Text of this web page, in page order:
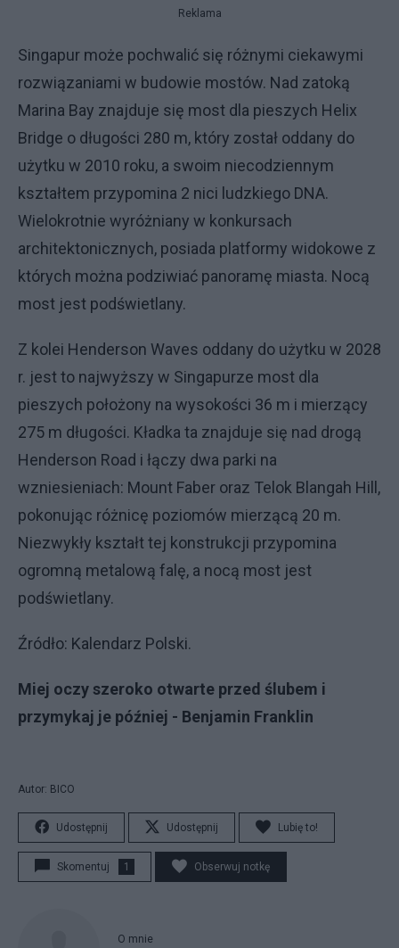
Reklama
Singapur może pochwalić się różnymi ciekawymi
rozwiązaniami w budowie mostów. Nad zatoką
Marina Bay znajduje się most dla pieszych Helix
Bridge o długości 280 m, który został oddany do
użytku w 2010 roku, a swoim niecodziennym
kształtem przypomina 2 nici ludzkiego DNA.
Wielokrotnie wyróżniany w konkursach
architektonicznych, posiada platformy widokowe z
których można podziwiać panoramę miasta. Nocą
most jest podświetlany.
Z kolei Henderson Waves oddany do użytku w 2028
r. jest to najwyższy w Singapurze most dla
pieszych położony na wysokości 36 m i mierzący
275 m długości. Kładka ta znajduje się nad drogą
Henderson Road i łączy dwa parki na
wzniesieniach: Mount Faber oraz Telok Blangah Hill,
pokonując różnicę poziomów mierzącą 20 m.
Niezwykły kształt tej konstrukcji przypomina
ogromną metalową falę, a nocą most jest
podświetlany.
Źródło: Kalendarz Polski.
Miej oczy szeroko otwarte przed ślubem i
przymykaj je później - Benjamin Franklin
Autor: BICO
Udostępnij Udostępnij Lubię to!
Skomentuj 1 Obserwuj notkę
O mnie